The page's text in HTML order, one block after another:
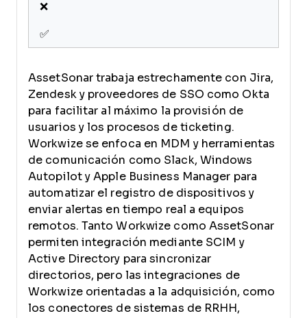
❌
✅
AssetSonar trabaja estrechamente con Jira,
Zendesk y proveedores de SSO como Okta
para facilitar al máximo la provisión de
usuarios y los procesos de ticketing.
Workwize se enfoca en MDM y herramientas
de comunicación como Slack, Windows
Autopilot y Apple Business Manager para
automatizar el registro de dispositivos y
enviar alertas en tiempo real a equipos
remotos. Tanto Workwize como AssetSonar
permiten integración mediante SCIM y
Active Directory para sincronizar
directorios, pero las integraciones de
Workwize orientadas a la adquisición, como
los conectores de sistemas de RRHH,